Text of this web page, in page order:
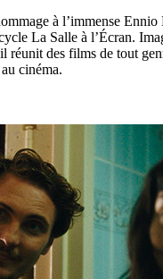
à l’immense
La Salle à l’Écran.
réunit des films de tout
cinéma.